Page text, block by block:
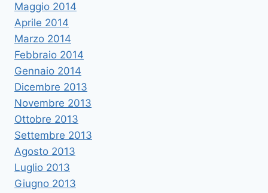
Maggio 2014
Aprile 2014
Marzo 2014
Febbraio 2014
Gennaio 2014
Dicembre 2013
Novembre 2013
Ottobre 2013
Settembre 2013
Agosto 2013
Luglio 2013
Giugno 2013